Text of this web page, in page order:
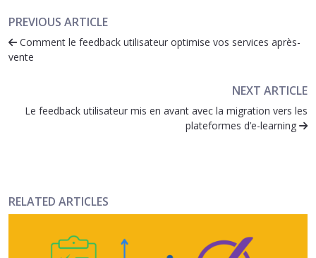
PREVIOUS ARTICLE
Comment le feedback utilisateur optimise vos services après-
vente
NEXT ARTICLE
Le feedback utilisateur mis en avant avec la migration vers les
plateformes d’e-learning
RELATED ARTICLES